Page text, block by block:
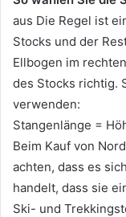
aus Die Regel ist
Stocks und der
Ellbogen im
des Stocks richtig.
verwenden:
Stangenlänge =
Beim Kauf von
achten, dass es
handelt, dass sie
Ski- und